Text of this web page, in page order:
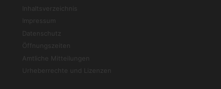
Inhaltsverzeichnis
Impressum
Datenschutz
Öffnungszeiten
Amtliche Mitteilungen
Urheberrechte und Lizenzen